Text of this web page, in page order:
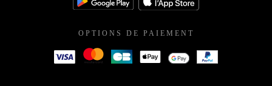
OPTIONS DE PAIEMENT